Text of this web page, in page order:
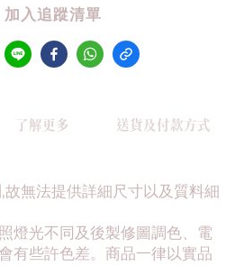
加入追蹤清單
了解更多 送貨及付款方式
故無法提供詳細尺寸以及質料細
燈光不同及後製修圖調色、電
有些許色差。商品一律以實品